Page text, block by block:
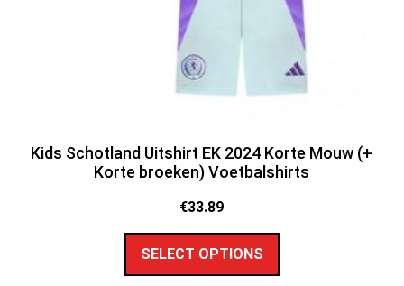
Kids Schotland Uitshirt EK 2024 Korte Mouw (+
Korte broeken) Voetbalshirts
€33.89
SELECT OPTIONS